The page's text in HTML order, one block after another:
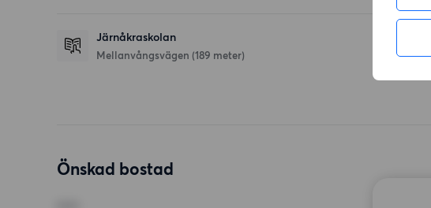
Järnåkraskolan
Mellanvångsvägen (189 meter)
Önskad bostad